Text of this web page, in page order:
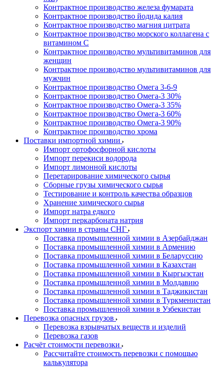
Контрактное производство железа фумарата
Контрактное производство йодида калия
Контрактное производство магния цитрата
Контрактное производство морского коллагена с
витамином С
Контрактное производство мультивитаминов для
женщин
Контрактное производство мультивитаминов для
мужчин
Контрактное производство Омега 3-6-9
Контрактное производство Омега-3 30%
Контрактное производство Омега-3 35%
Контрактное производство Омега-3 60%
Контрактное производство Омега-3 90%
Контрактное производство хрома
Поставки импортной химии
Импорт ортофосфорной кислоты
Импорт перекиси водорода
Импорт лимонной кислоты
Перетарирование химического сырья
Сборные грузы химического сырья
Тестирование и контроль качества образцов
Хранение химического сырья
Импорт натра едкого
Импорт перкарбоната натрия
Экспорт химии в страны СНГ
Поставка промышленной химии в Азербайджан
Поставка промышленной химии в Армению
Поставка промышленной химии в Беларуссию
Поставка промышленной химии в Казахстан
Поставка промышленной химии в Кыргызстан
Поставка промышленной химии в Молдавию
Поставка промышленной химии в Таджикистан
Поставка промышленной химии в Туркменистан
Поставка промышленной химии в Узбекистан
Перевозка опасных грузов
Перевозка взрывчатых веществ и изделий
Перевозка газов
Расчёт стоимости перевозки
Рассчитайте стоимость перевозки с помощью
калькулятора